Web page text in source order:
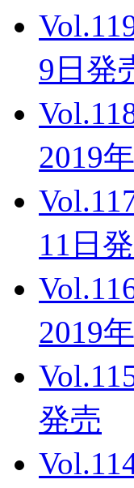
9日発
2019
11日
2019
発売